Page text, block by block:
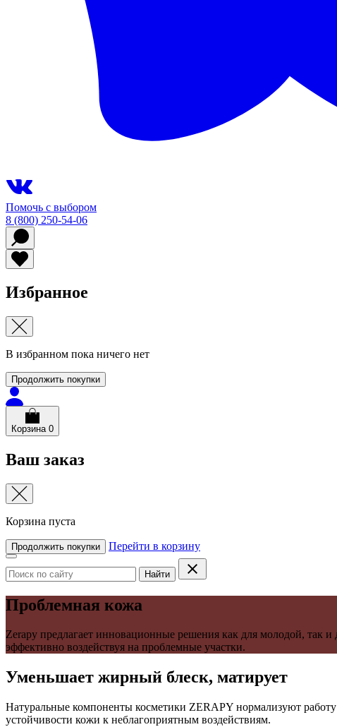
Помочь с выбором
8 (800) 250-54-06
Избранное
В избранном пока ничего нет
Продолжить покупки
Корзина 0
Ваш заказ
Корзина пуста
Продолжить покупки Перейти в корзину
Найти
Проблемная кожа
Zerapy предлагает инновационные решения как для молодой, так
эффективно воздействуя на проблемные участки.
Уменьшает жирный блеск, матирует
Натуральные компоненты косметики ZERAPY нормализуют
устойчивости кожи к неблагоприятным воздействиям.